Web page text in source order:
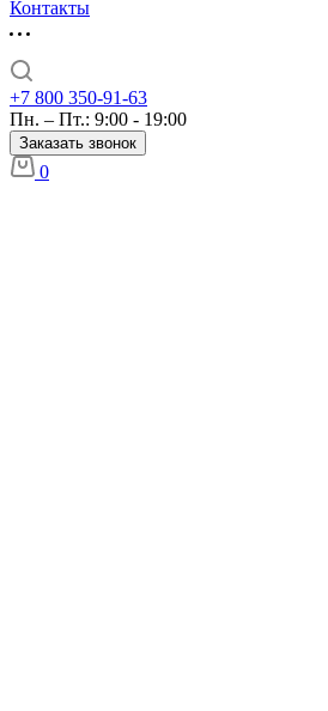
Контакты
+7 800 350-91-63
Пн. – Пт.: 9:00 - 19:00
Заказать звонок
0